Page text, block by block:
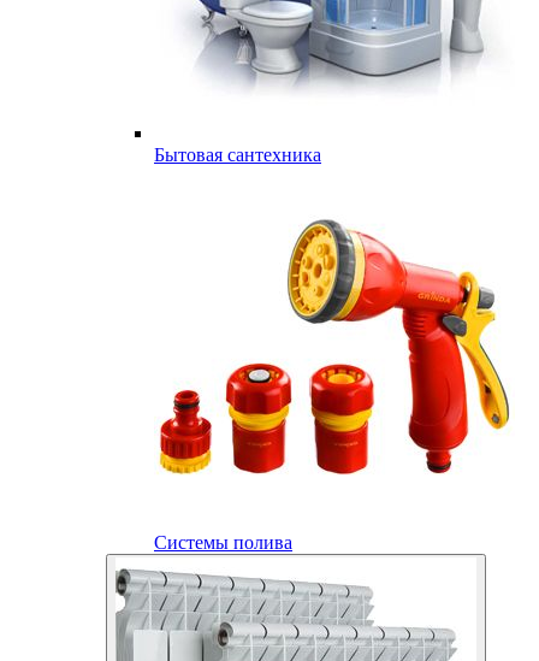
Бытовая сантехника
Системы полива